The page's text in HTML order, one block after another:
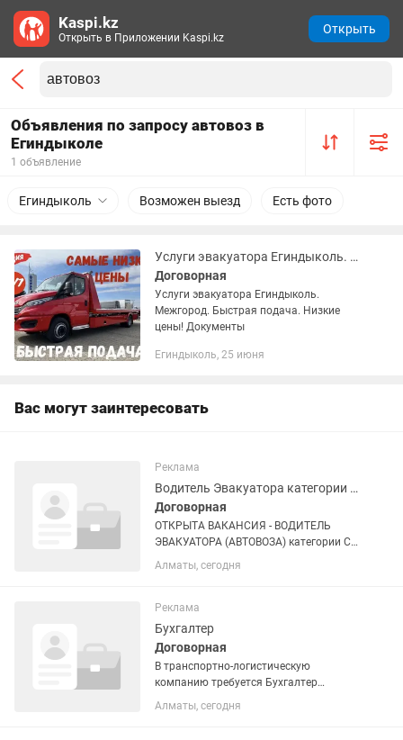
Объявления по запросу автовоз в
Егиндыколе
1 объявление
Егиндыколь Возможен выезд Есть фото
Услуги эвакуатора Егиндыколь. Эвакуатор. Эвакуатор. Автоперевозки. Автовоз.
Договорная
Услуги эвакуатора Егиндыколь.
Межгород. Быстрая подача. Низкие
цены! Документы
Егиндыколь, 25 июня
Вас могут заинтересовать
Реклама
Водитель Эвакуатора категории СЕ, С1Е
Договорная
ОТКРЫТА ВАКАНСИЯ - ВОДИТЕЛЬ
ЭВАКУАТОРА (АВТОВОЗА) категории СЕ,
С1Е по г.Алматы и Алматинской
области Приглашаем в команду
категории СЕ, С1Е. Приветствуется
опыт...
Алматы, сегодня
Реклама
Бухгалтер
Договорная
В транспортно-логистическую
компанию требуется Бухгалтер
(помощник) на первичную
документацию Каждый день наши
Алматы, сегодня
Kaspi.kz
Открыть в Приложении Kaspi.kz
Открыть